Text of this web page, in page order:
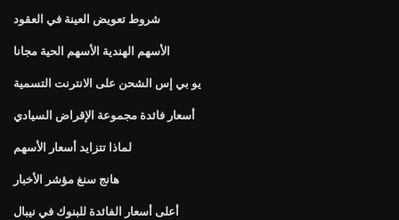
شروط تعويض العينة في العقود
الأسهم الهندية الأسهم الحية مجانا
يو بي إس الشحن على الانترنت التسمية
أسعار فائدة مجموعة الإقراض السيادي
لماذا تتزايد أسعار الأسهم
هانج سنغ مؤشر الأخبار
أعلى أسعار الفائدة للبنوك في نيبال